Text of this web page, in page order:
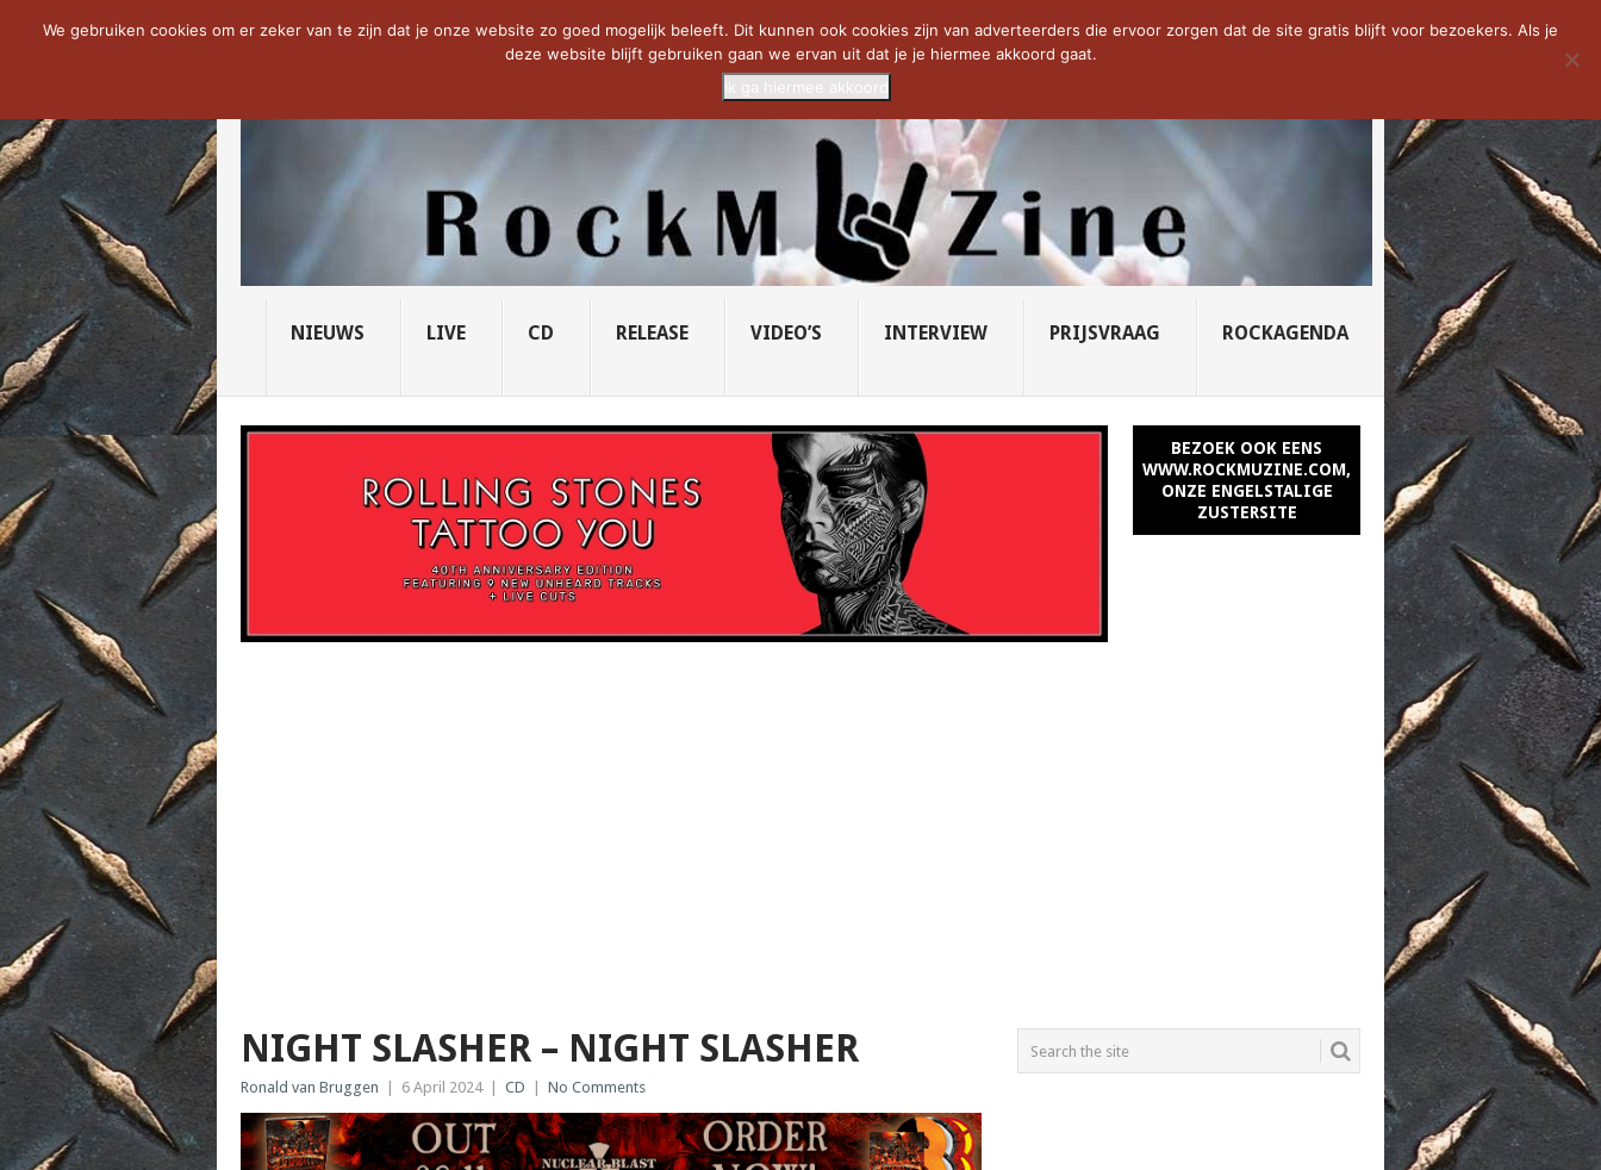
NOW TRENDING: THE VICIOUS HEAD SOCIETY... PRIDE OF LIONS – U... SAVATAGE KOMT TERUG IN 0... CD VAN DE WEEK: SLEEPING...
NIEUWS LIVE CD RELEASE VIDEO’S INTERVIEW PRIJSVRAAG ROCKAGENDA
BEZOEK OOK EENS
WWW.ROCKMUZINE.COM,
ONZE ENGELSTALIGE
ZUSTERSITE
NIGHT SLASHER – NIGHT SLASHER
Ronald van Bruggen 6 April 2024 CD No Comments
We gebruiken cookies om er zeker van te zijn dat je onze website zo goed mogelijk beleeft. Dit kunnen ook cookies zijn van adverteerders die ervoor zorgen dat de site gratis blijft voor bezoekers. Als je
deze website blijft gebruiken gaan we ervan uit dat je je hiermee akkoord gaat.
Ik ga hiermee akkoord